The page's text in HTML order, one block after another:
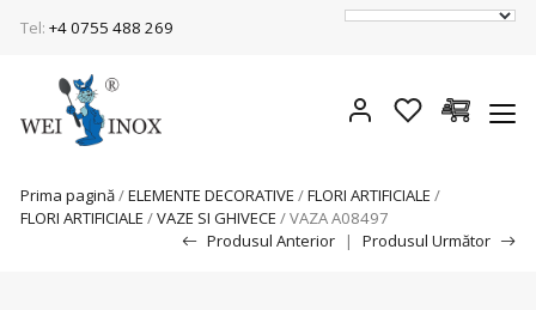
Tel: +4 0755 488 269
Prima pagină/ELEMENTE DECORATIVE /FLORI ARTIFICIALE /
FLORI ARTIFICIALE /VAZE SI GHIVECE / VAZA A08497
Produsul Anterior
| Produsul Următor